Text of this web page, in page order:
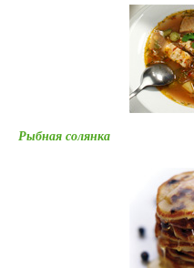
Рыбная солянка